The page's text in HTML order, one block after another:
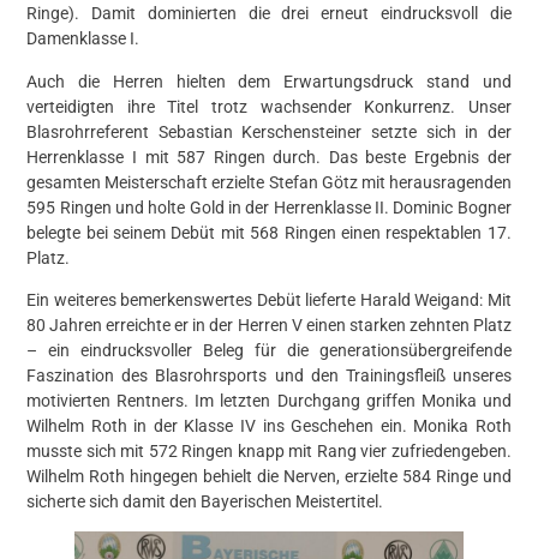
Ringe). Damit dominierten die drei erneut eindrucksvoll die
Damenklasse I.
Auch die Herren hielten dem Erwartungsdruck stand und
verteidigten ihre Titel trotz wachsender Konkurrenz. Unser
Blasrohrreferent Sebastian Kerschensteiner setzte sich in der
Herrenklasse I mit 587 Ringen durch. Das beste Ergebnis der
gesamten Meisterschaft erzielte Stefan Götz mit herausragenden
595 Ringen und holte Gold in der Herrenklasse II. Dominic Bogner
belegte bei seinem Debüt mit 568 Ringen einen respektablen 17.
Platz.
Ein weiteres bemerkenswertes Debüt lieferte Harald Weigand: Mit
80 Jahren erreichte er in der Herren V einen starken zehnten Platz
– ein eindrucksvoller Beleg für die generationsübergreifende
Faszination des Blasrohrsports und den Trainingsfleiß unseres
motivierten Rentners. Im letzten Durchgang griffen Monika und
Wilhelm Roth in der Klasse IV ins Geschehen ein. Monika Roth
musste sich mit 572 Ringen knapp mit Rang vier zufriedengeben.
Wilhelm Roth hingegen behielt die Nerven, erzielte 584 Ringe und
sicherte sich damit den Bayerischen Meistertitel.